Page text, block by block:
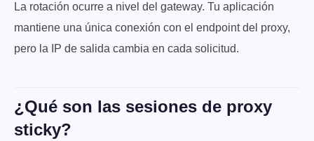
La rotación ocurre a nivel del gateway. Tu aplicación
mantiene una única conexión con el endpoint del proxy,
pero la IP de salida cambia en cada solicitud.
¿Qué son las sesiones de proxy
sticky?